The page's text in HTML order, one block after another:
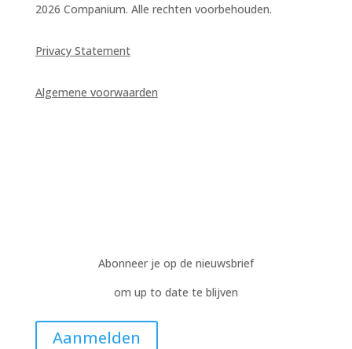
2026 Companium. Alle rechten voorbehouden.
Privacy Statement
Algemene voorwaarden
Abonneer je op de nieuwsbrief
om up to date te blijven
Aanmelden